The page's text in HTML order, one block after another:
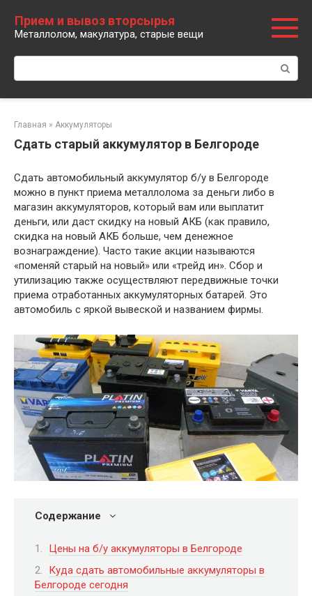
контенту
Прием и вывоз вторсырья
Металлолом, макулатура, старые вещи
Поиск:
Главная » Аккумуляторы
Сдать старый аккумулятор в Белгороде
Сдать автомобильный аккумулятор б/у в Белгороде
можно в пункт приема металлолома за деньги либо в
магазин аккумуляторов, который вам или выплатит
деньги, или даст скидку на новый АКБ (как правило,
скидка на новый АКБ больше, чем денежное
вознаграждение). Часто такие акции называются
«поменяй старый на новый» или «трейд ин». Сбор и
утилизацию также осуществляют передвижные точки
приема отработанных аккумуляторных батарей. Это
автомобиль с яркой вывеской и названием фирмы.
Содержание
Цены на б/у аккумуляторы в Белгороде
Куда сдать автомобильные аккумуляторы в
Белгороде сегодня